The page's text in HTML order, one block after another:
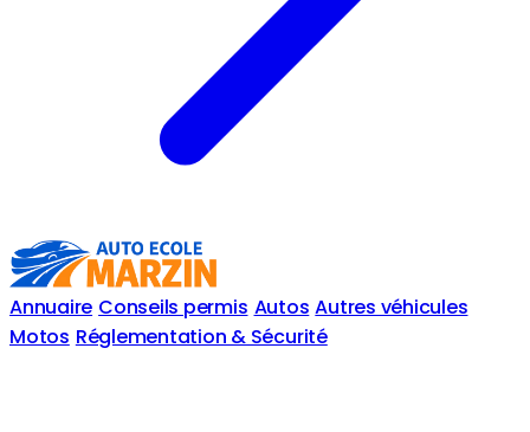
Annuaire Conseils permis Autos Autres véhicules
Motos Réglementation & Sécurité